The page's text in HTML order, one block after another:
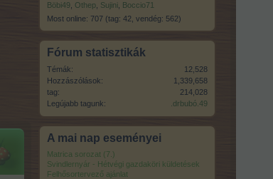
Böbi49 Othep Sujini Boccio71
Most online: 707 (tag: 42, vendég: 562)
Fórum statisztikák
Témák:
12,528
Hozzászólások:
1,339,658
tag:
214,028
Legújabb tagunk:
.drbubó.49
A mai nap eseményei
Matrica sorozat (7.)
Svindlernyár - Hétvégi gazdaköri küldetések
Felhősortervező ajánlat